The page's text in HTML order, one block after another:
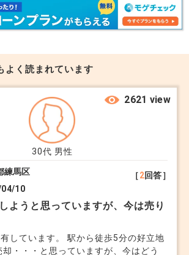
よく読まれています
30代 男性
練馬区
10
［2回答］
2621 view
ようと思っていますが、今は売り
しています。 駅から徒歩5分の好立地